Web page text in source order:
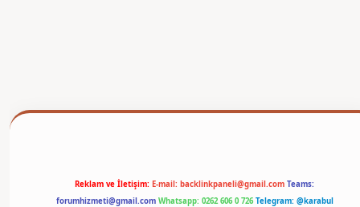
Reklam ve İletişim: E-mail: backlinkpaneli@gmail.com Teams:
forumhizmeti@gmail.com Whatsapp: 0262 606 0 726 Telegram: @karabul